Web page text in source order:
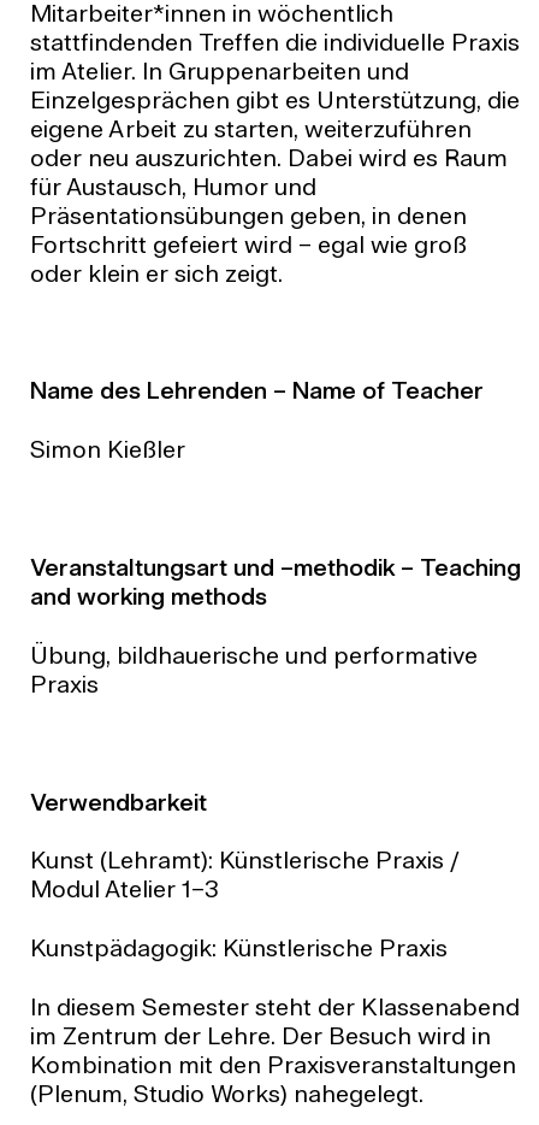
Mitarbeiter*innen in wöchentlich
stattfindenden Treffen die individuelle Praxis
im Atelier. In Gruppenarbeiten und
Einzelgesprächen gibt es Unterstützung, die
eigene Arbeit zu starten, weiterzuführen
oder neu auszurichten. Dabei wird es Raum
für Austausch, Humor und
Präsentationsübungen geben, in denen
Fortschritt gefeiert wird – egal wie groß
oder klein er sich zeigt.
Name des Lehrenden – Name of Teacher
Simon Kießler
Veranstaltungsart und –methodik – Teaching
and working methods
Übung, bildhauerische und performative
Praxis
Verwendbarkeit
Kunst (Lehramt): Künstlerische Praxis /
Modul Atelier 1–3
Kunstpädagogik: Künstlerische Praxis
In diesem Semester steht der Klassenabend
im Zentrum der Lehre. Der Besuch wird in
Kombination mit den Praxisveranstaltungen
(Plenum, Studio Works) nahegelegt.